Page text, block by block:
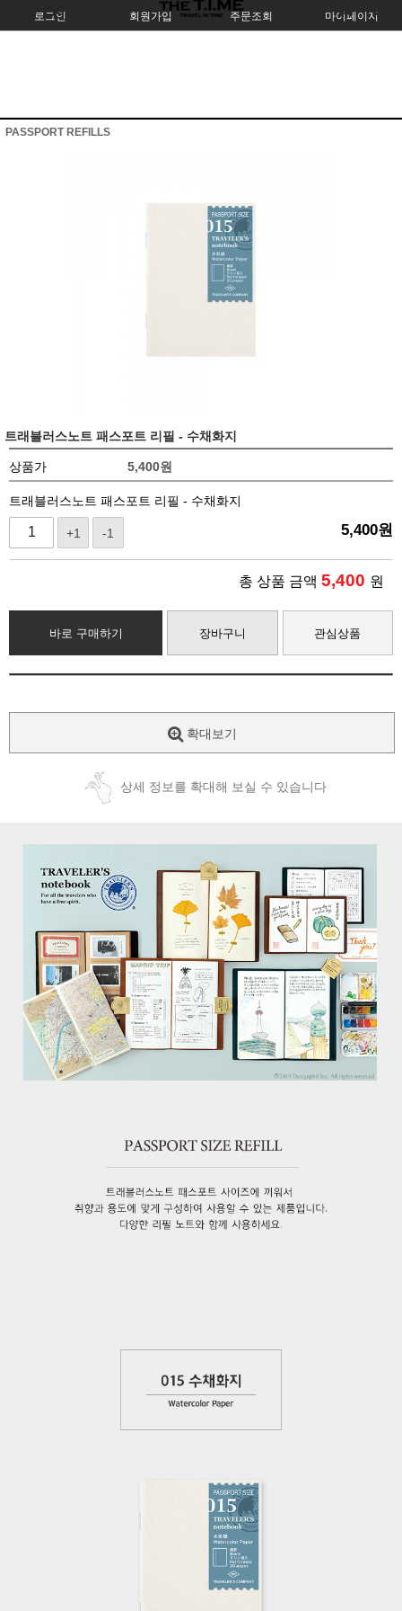
로그인 회원가입 주문조회 마이페이지
PASSPORT REFILLS
트래블러스노트 패스포트 리필 - 수채화지
상품가 5,400원
트래블러스노트 패스포트 리필 - 수채화지
+1 -1 5,400원
총 상품 금액 5,400 원
바로 구매하기 장바구니 관심상품
확대보기
상세 정보를 확대해 보실 수 있습니다